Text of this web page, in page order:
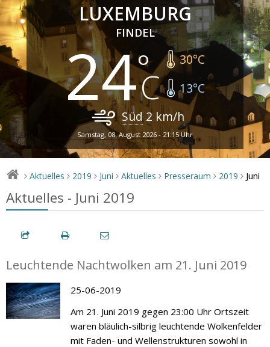
LUXEMBURG
FINDEL
24 30°C
13°C
Süd 2 km/h
Samstag, 08. August 2026 - 21:15 Uhr
> Aktuelles > 2019 > Juni > Aktuelles > Presseraum > 2019 > Juni
Aktuelles - Juni 2019
Leuchtende Nachtwolken am 21. Juni 2019
25-06-2019
Am 21. Juni 2019 gegen 23:00 Uhr Ortszeit
waren bläulich-silbrig leuchtende Wolkenfelder
mit Faden- und Wellenstrukturen sowohl in